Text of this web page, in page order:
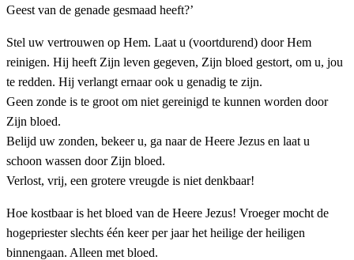
Geest van de genade gesmaad heeft?’
Stel uw vertrouwen op Hem. Laat u (voortdurend) door Hem
reinigen. Hij heeft Zijn leven gegeven, Zijn bloed gestort, om u, jou
te redden. Hij verlangt ernaar ook u genadig te zijn.
Geen zonde is te groot om niet gereinigd te kunnen worden door
Zijn bloed.
Belijd uw zonden, bekeer u, ga naar de Heere Jezus en laat u
schoon wassen door Zijn bloed.
Verlost, vrij, een grotere vreugde is niet denkbaar!
Hoe kostbaar is het bloed van de Heere Jezus! Vroeger mocht de
hogepriester slechts één keer per jaar het heilige der heiligen
binnengaan. Alleen met bloed.